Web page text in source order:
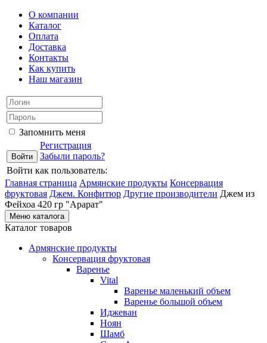
О компании
Каталог
Оплата
Доставка
Контакты
Как купить
Наш магазин
Запомнить меня
Регистрация
Забыли пароль?
Войти как пользователь:
Главная страница Армянские продукты Консервация
фруктовая Джем. Конфитюр Другие производители Джем из
Фейхоа 420 гр "Арарат"
Меню каталога
Каталог товаров
Армянские продукты
Консервация фруктовая
Варенье
Vital
Варенье маленький объем
Варенье большой объем
Иджеван
Ноян
Шамб